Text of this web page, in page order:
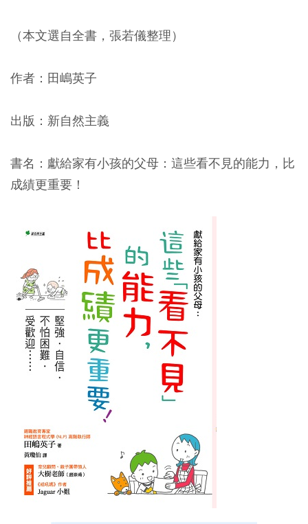
（本文選自全書，張若儀整理）
作者：田嶋英子
出版：新自然主義
書名：獻給家有小孩的父母：這些看不見的能力，比
成績更重要！